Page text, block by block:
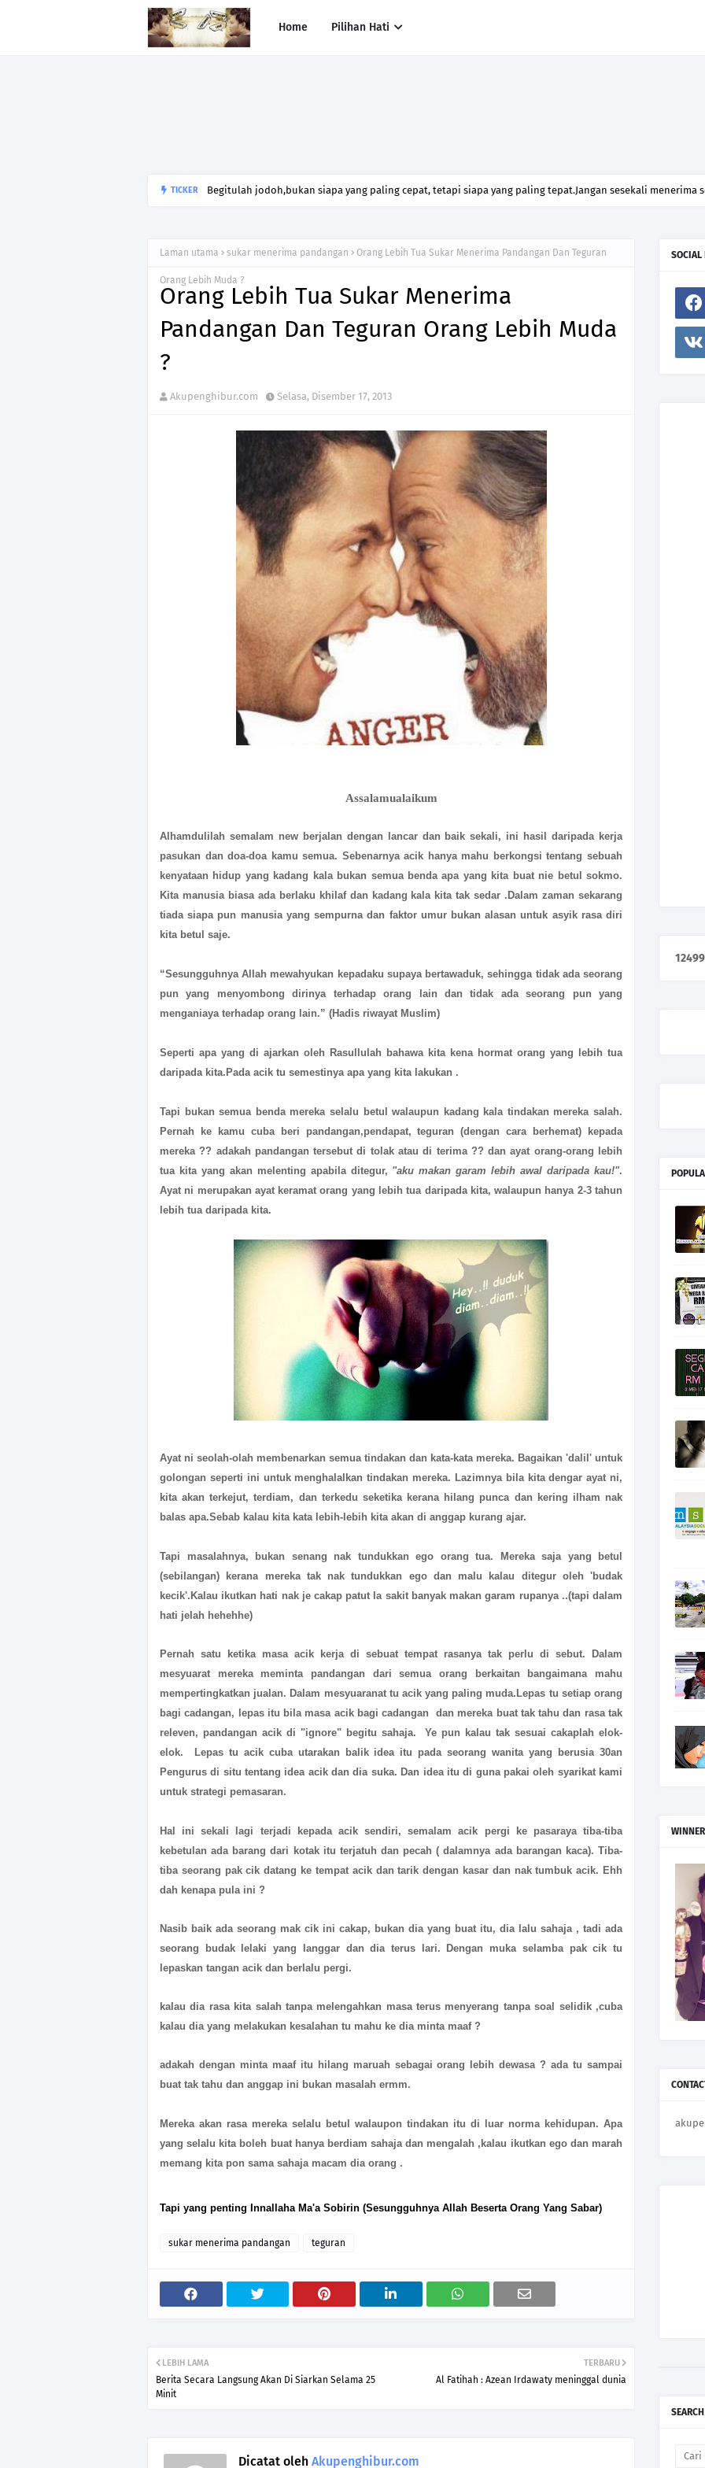
Home Pilihan Hati
TICKER
Begitulah jodoh,bukan siapa yang paling cepat, tetapi siapa yang paling tepat.Jangan sesekali menerima
Laman utama sukar menerima pandangan Orang Lebih Tua Sukar Menerima Pandangan Dan Teguran
Orang Lebih Muda ?
Orang Lebih Tua Sukar Menerima
Pandangan Dan Teguran Orang Lebih Muda
?
Akupenghibur.com Selasa, Disember 17, 2013
Assalamualaikum
Alhamdulilah semalam new berjalan dengan lancar dan baik sekali, ini hasil daripada kerja
pasukan dan doa-doa kamu semua. Sebenarnya acik hanya mahu berkongsi tentang sebuah
kenyataan hidup yang kadang kala bukan semua benda apa yang kita buat nie betul sokmo.
Kita manusia biasa ada berlaku khilaf dan kadang kala kita tak sedar .Dalam zaman sekarang
tiada siapa pun manusia yang sempurna dan faktor umur bukan alasan untuk asyik rasa diri
kita betul saje.
“Sesungguhnya Allah mewahyukan kepadaku supaya bertawaduk, sehingga tidak ada seorang
pun yang menyombong dirinya terhadap orang lain dan tidak ada seorang pun yang
menganiaya terhadap orang lain.” (Hadis riwayat Muslim)
Seperti apa yang di ajarkan oleh Rasullulah bahawa kita kena hormat orang yang lebih tua
daripada kita.Pada acik tu semestinya apa yang kita lakukan .
Tapi bukan semua benda mereka selalu betul walaupun kadang kala tindakan mereka salah.
Pernah ke kamu cuba beri pandangan,pendapat, teguran (dengan cara berhemat) kepada
mereka ?? adakah pandangan tersebut di tolak atau di terima ?? danayat orang-orang lebih
tua kita yang akan melenting apabila ditegur, "aku makan garam lebih awal daripada kau!".
Ayat ni merupakan ayat keramat orang yang lebih tua daripada kita, walaupun hanya 2-3 tahun
lebih tua daripada kita.
Ayat ni seolah-olah membenarkan semua tindakan dan kata-kata mereka. Bagaikan 'dalil' untuk
golongan seperti ini untuk menghalalkan tindakan mereka. Lazimnya bila kita dengar ayat ni,
kita akan terkejut, terdiam, dan terkedu seketika kerana hilang punca dan kering ilham nak
balas apa.Sebab kalau kita kata lebih-lebih kita akan di anggap kurang ajar.
Tapi masalahnya, bukan senang nak tundukkan ego orang tua. Mereka saja yang betul
(sebilangan) kerana mereka tak nak tundukkan ego dan malu kalau ditegur oleh 'budak
kecik'.Kalau ikutkan hati nak je cakap patut la sakit banyak makan garam rupanya ..(tapi dalam
hati jelah hehehhe)
Pernah satu ketika masa acik kerja di sebuat tempat rasanya tak perlu di sebut. Dalam
mesyuarat mereka meminta pandangan dari semua orang berkaitan bangaimana mahu
mempertingkatkan jualan. Dalam mesyuaranat tu acik yang paling muda.Lepas tu setiap orang
bagi cadangan, lepas itu bila masa acik bagi cadangan dan mereka buat tak tahu dan rasa tak
releven, pandangan acik di "ignore" begitu sahaja. Ye pun kalau tak sesuai cakaplah elok-
elok. Lepas tu acik cuba utarakan balik idea itu pada seorang wanita yang berusia 30an
Pengurus di situ tentang idea acik dan dia suka. Dan idea itu di guna pakai oleh syarikat kami
untuk strategi pemasaran.
Hal ini sekali lagi terjadi kepada acik sendiri, semalam acik pergi ke pasaraya tiba-tiba
kebetulan ada barang dari kotak itu terjatuh dan pecah ( dalamnya ada barangan kaca). Tiba-
tiba seorang pak cik datang ke tempat acik dan tarik dengan kasar dan nak tumbuk acik. Ehh
dah kenapa pula ini ?
Nasib baik ada seorang mak cik ini cakap, bukan dia yang buat itu, dia lalu sahaja , tadi ada
seorang budak lelaki yang langgar dan dia terus lari. Dengan muka selamba pak cik tu
lepaskan tangan acik dan berlalu pergi.
kalau dia rasa kita salah tanpa melengahkan masa terus menyerang tanpa soal selidik ,cuba
kalau dia yang melakukan kesalahan tu mahu ke dia minta maaf ?
adakah dengan minta maaf itu hilang maruah sebagai orang lebih dewasa ? ada tu sampai
buat tak tahu dan anggap ini bukan masalah ermm.
Mereka akan rasa mereka selalu betul walaupon tindakan itu di luar norma kehidupan. Apa
yang selalu kita boleh buat hanya berdiam sahaja dan mengalah ,kalau ikutkan ego dan marah
memang kita pon sama sahaja macam dia orang .
Tapi yang penting Innallaha Ma'a Sobirin (Sesungguhnya Allah Beserta Orang Yang Sabar)
sukar menerima pandangan teguran
TERBARU
Al Fatihah : Azean Irdawaty meninggal dunia
LEBIH LAMA
Berita Secara Langsung Akan Di Siarkan Selama 25
Minit
Dicatat oleh Akupenghibur.com
SOCIAL
12499